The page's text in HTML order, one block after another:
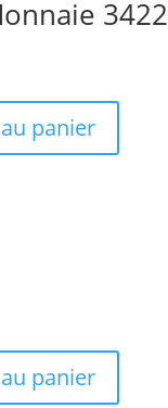
3422
panier
panier